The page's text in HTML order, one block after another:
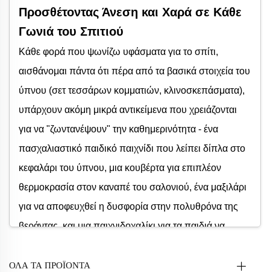
Προσθέτοντας Άνεση και Χαρά σε Κάθε
Γωνιά του Σπιτιού
Κάθε φορά που ψωνίζω υφάσματα για το σπίτι,
αισθάνομαι πάντα ότι πέρα από τα βασικά στοιχεία του
ύπνου (σετ τεσσάρων κομματιών, κλινοσκεπάσματα),
υπάρχουν ακόμη μικρά αντικείμενα που χρειάζονται
για να "ζωντανέψουν" την καθημερινότητα - ένα
πασχαλιαστικό παιδικό παιχνίδι που λείπει δίπλα στο
κεφαλάρι του ύπνου, μια κουβέρτα για επιπλέον
θερμοκρασία στον καναπέ του σαλονιού, ένα μαξιλάρι
για να αποφευχθεί η δυσφορία στην πολυθρόνα της
βεράντας, και μια παιχνιδοχαλίκι για τα παιδιά να
"Άλλες Συλλογές" είναι σαν το "θησαυροφυλάκιο των
ΟΛΑ ΤΑ ΠΡΟΪΟΝΤΑ